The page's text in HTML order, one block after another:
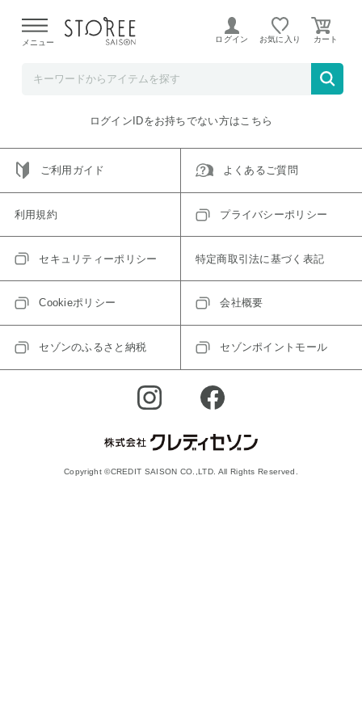
よる配送遅延が発生しております。
メニュー ログイン お気に入り
ご指定のアイテムは取り扱い終了、またはただいま取り扱い
トップへ戻る
ログインIDをお持ちでない方はこちら
ご利用ガイド よくあるご質問
利用規約 プライバシーポリシー
セキュリティーポリシー 特定商取引法に基づく表記
Cookieポリシー 会社概要
セゾンのふるさと納税 セゾンポイントモール
Copyright ©CREDIT SAISON CO.,LTD. All Rights Reserved.